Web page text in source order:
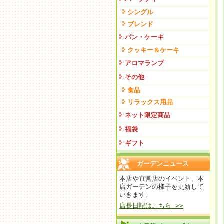
シングル
ブレンド
パン・ケーキ
クッキー＆ケーキ
アロマランプ
その他
食品
リラックス用品
ネット限定商品
福袋
ギフト
ガーデンニュース
本店や直営店のイベント、本
店ガーデンの様子を更新して
いきます。
店長日記はこちら >>